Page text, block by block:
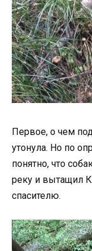
Первое, о чем
утонула. Но по
понятно, что
реку и вытащил
спасителю.